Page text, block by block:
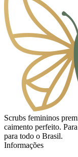
Scrubs femininos
caimento perfeito.
para todo o Brasil.
Informações